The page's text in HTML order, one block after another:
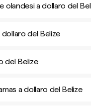
olandesi a dollaro del
del Belize
del Belize
a dollaro del Belize